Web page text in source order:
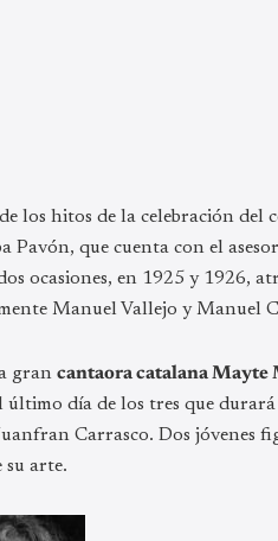
los hitos de la celebración del
Pavón, que cuenta con el
ocasiones, en 1925 y 1926,
Manuel Vallejo y Manuel
gran cantaora catalana
día de los tres que
Carrasco. Dos jóvenes
su arte.